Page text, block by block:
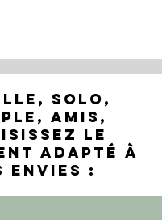
solo,
amis,
le
adapté à
envies :